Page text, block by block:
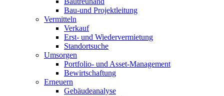
Bau-und Projektleitung
Vermitteln
Verkauf
Erst- und Wiedervermietung
Standortsuche
Umsorgen
Portfolio- und Asset-Management
Bewirtschaftung
Erneuern
Gebäudeanalyse